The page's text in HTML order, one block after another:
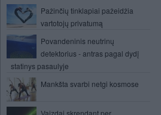
Pažinčių tinklapiai pažeidžia
vartotojų privatumą
Povandeninis neutrinų
detektorius - antras pagal dydį
statinys pasaulyje
Mankšta svarbi netgi kosmose
Vaizdai skrendant per